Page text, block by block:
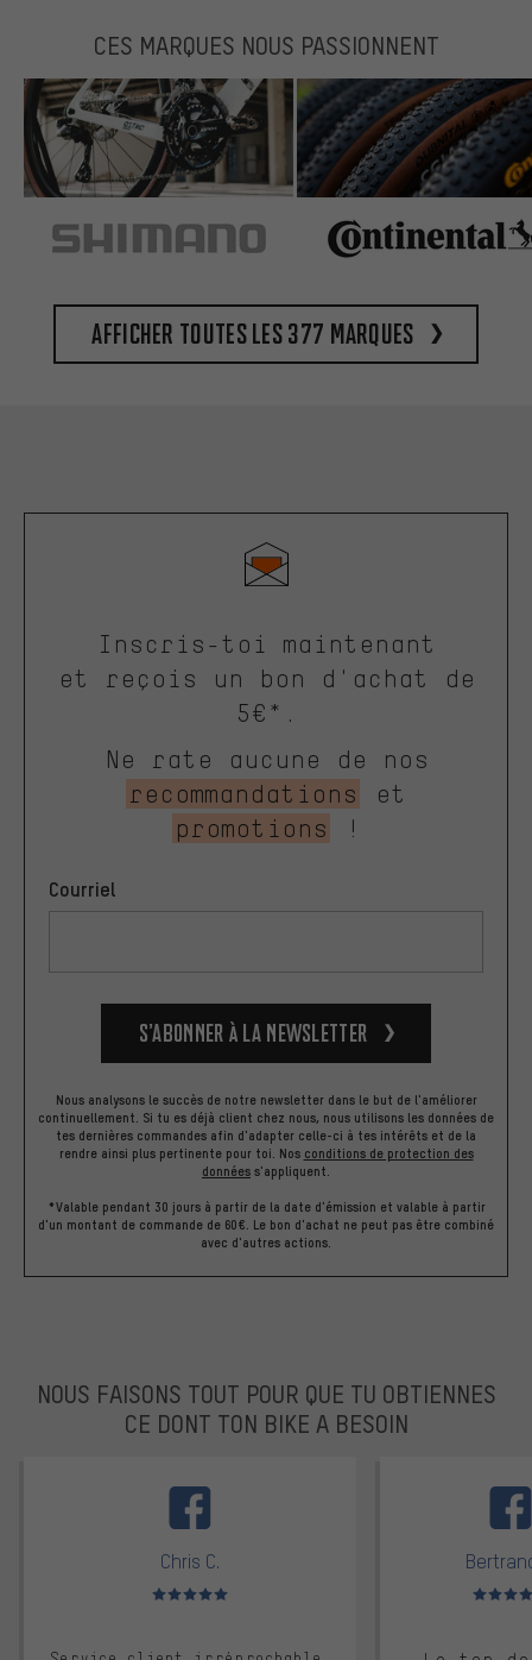
CES MARQUES NOUS PASSIONNENT
Afficher toutes les 377 marques
Inscris-toi maintenant
et reçois un bon d'achat de
5€*.
Ne rate aucune de nos
recommandations
et
promotions
!
Courriel
S’abonner à la newsletter
Nous analysons le succès de notre newsletter dans le but de l'améliorer
continuellement. Si tu es déjà client chez nous, nous utilisons les données de
tes dernières commandes afin d'adapter celle-ci à tes intérêts et de la
rendre ainsi plus pertinente pour toi. Nos conditions de protection des
données s'appliquent.
*Valable pendant 30 jours à partir de la date d'émission et valable à partir
d'un montant de commande de 60€. Le bon d'achat ne peut pas être combiné
avec d'autres actions.
NOUS FAISONS TOUT POUR QUE TU OBTIENNES
CE DONT TON BIKE A BESOIN
Chris C.
Note moyenne : 5 sur 5 Note